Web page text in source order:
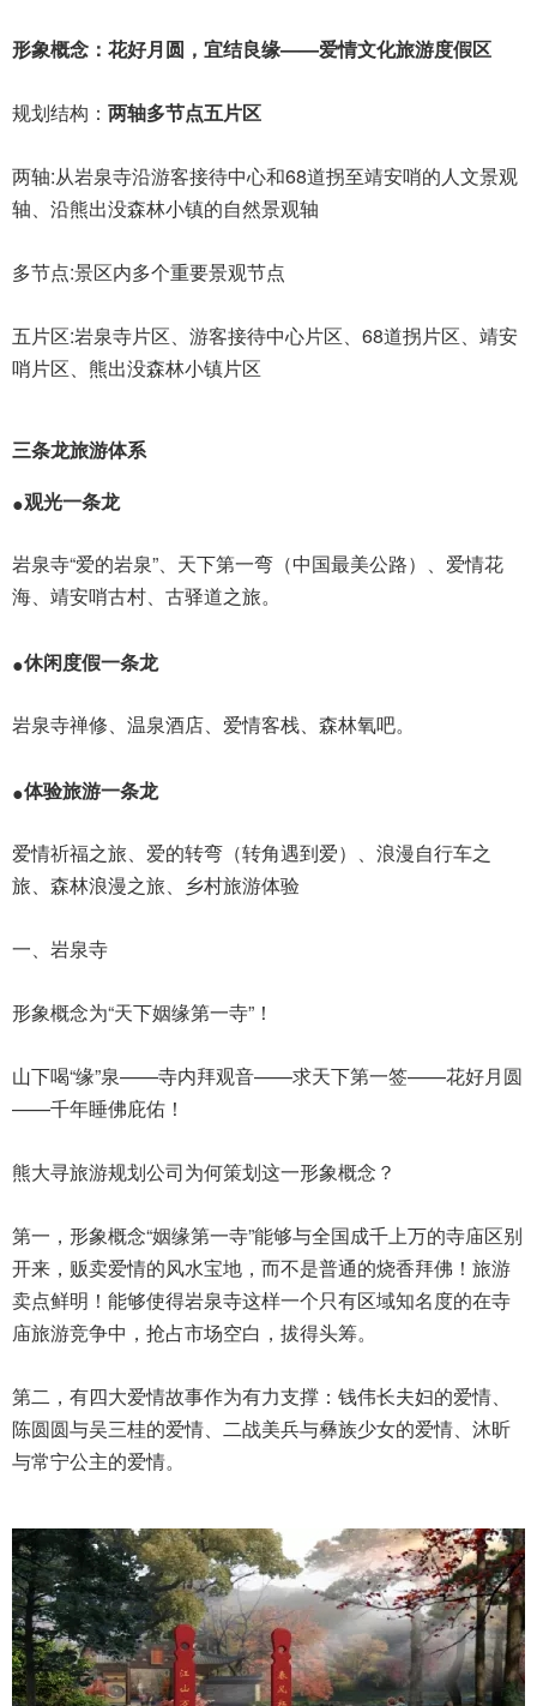
形象概念：花好月圆，宜结良缘——爱情文化旅游度假区
规划结构： 两轴多节点五片区
两轴:从岩泉寺沿游客接待中心和68道拐至靖安哨的人文景观
轴、沿熊出没森林小镇的自然景观轴
多节点:景区内多个重要景观节点
五片区:岩泉寺片区、游客接待中心片区、68道拐片区、靖安
哨片区、熊出没森林小镇片区
三条龙旅游体系
●观光一条龙
岩泉寺“爱的岩泉”、天下第一弯（中国最美公路）、爱情花
海、靖安哨古村、古驿道之旅。
●休闲度假一条龙
岩泉寺禅修、温泉酒店、爱情客栈、森林氧吧。
●体验旅游一条龙
爱情祈福之旅、爱的转弯（转角遇到爱）、浪漫自行车之
旅、森林浪漫之旅、乡村旅游体验
一、岩泉寺
形象概念为“天下姻缘第一寺”！
山下喝“缘”泉——寺内拜观音——求天下第一签——花好月圆
——千年睡佛庇佑！
熊大寻旅游规划公司为何策划这一形象概念？
第一，形象概念“姻缘第一寺”能够与全国成千上万的寺庙区别
开来，贩卖爱情的风水宝地，而不是普通的烧香拜佛！旅游
卖点鲜明！能够使得岩泉寺这样一个只有区域知名度的在寺
庙旅游竞争中，抢占市场空白，拔得头筹。
第二，有四大爱情故事作为有力支撑：钱伟长夫妇的爱情、
陈圆圆与吴三桂的爱情、二战美兵与彝族少女的爱情、沐昕
与常宁公主的爱情。